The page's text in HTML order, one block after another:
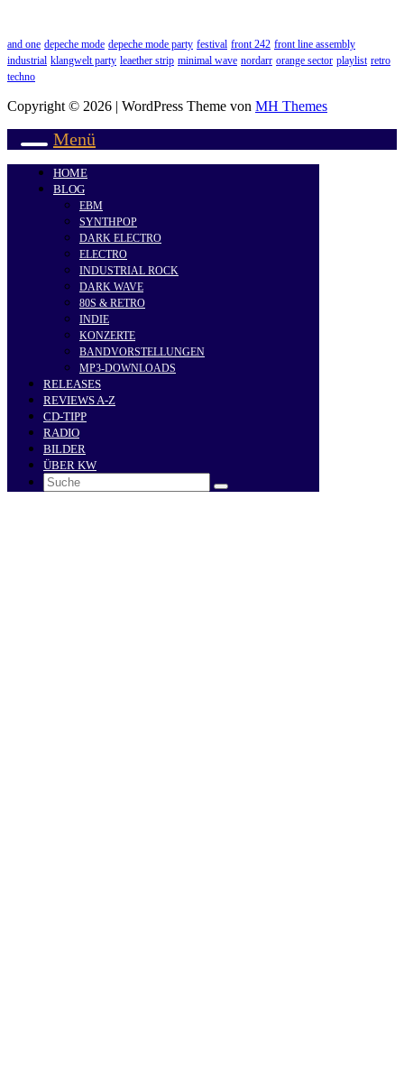
and one depeche mode depeche mode party festival front 242 front line assembly
industrial klangwelt party leaether strip minimal wave nordarr orange sector playlist retro
techno
Copyright © 2026 | WordPress Theme von MH Themes
Menü
HOME
BLOG
EBM
SYNTHPOP
DARK ELECTRO
ELECTRO
INDUSTRIAL ROCK
DARK WAVE
80S & RETRO
INDIE
KONZERTE
BANDVORSTELLUNGEN
MP3-DOWNLOADS
RELEASES
REVIEWS A-Z
CD-TIPP
RADIO
BILDER
ÜBER KW
Search